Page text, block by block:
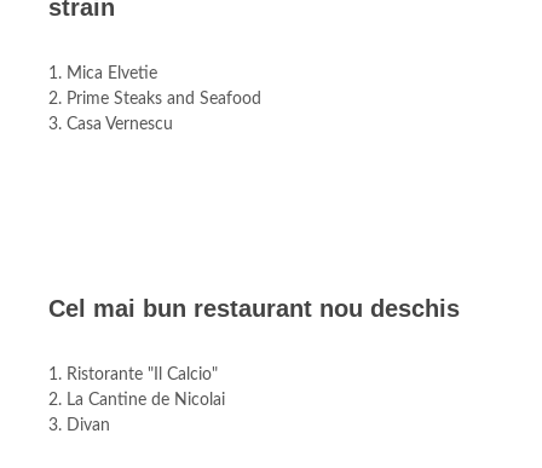
strain
1. Mica Elvetie
2. Prime Steaks and Seafood
3. Casa Vernescu
Cel mai bun restaurant nou deschis
1. Ristorante "Il Calcio"
2. La Cantine de Nicolai
3. Divan